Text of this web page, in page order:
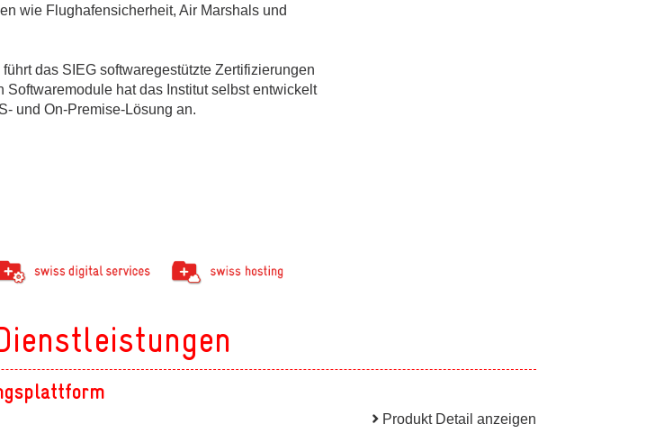
wie Flughafensicherheit, Air Marshals und
das SIEG softwaregestützte Zertifizierungen
Softwaremodule hat das Institut selbst entwickelt
und On-Premise-Lösung an.
Produkt Detail anzeigen